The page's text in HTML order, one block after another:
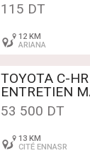
115 DT
12 KM
ARIANA
TOYOTA C-
ENTRETIEN
TEL 22801802
53 500 DT
13 KM
CITÉ ENNASR